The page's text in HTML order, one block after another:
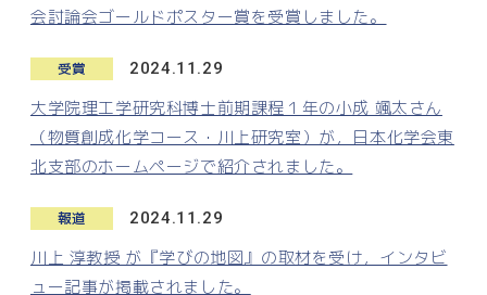
会討論会ゴールドポスター賞を受賞しました。
受賞 2024.11.29
大学院理工学研究科博士前期課程１年の小成 颯太さん
（物質創成化学コース・川上研究室）が，日本化学会東
北支部のホームページで紹介されました。
報道 2024.11.29
川上 淳教授 が『学びの地図』の取材を受け，インタビ
ュー記事が掲載されました。